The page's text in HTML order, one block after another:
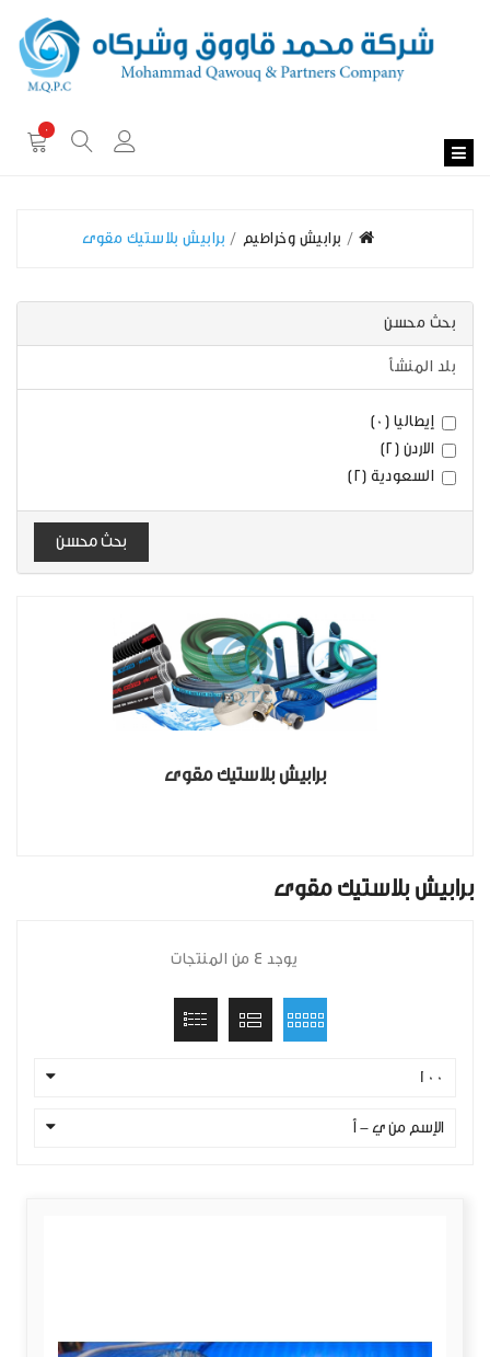
0
برابيش وخراطيم برابيش بلاستيك مقوى
بحث محسن
بلد المنشأ
إيطاليا (0)
الاردن (2)
السعودية (2)
بحث محسن
برابيش بلاستيك مقوى
برابيش بلاستيك مقوى
يوجد 4 من المنتجات
100
الإسم من ي - أ